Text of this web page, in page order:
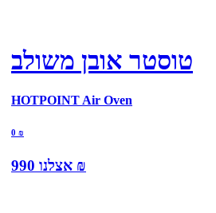
טוסטר אובן משולב
HOTPOINT Air Oven
0 ₪
אצלנו 990 ₪